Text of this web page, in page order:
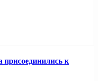
присоединились к